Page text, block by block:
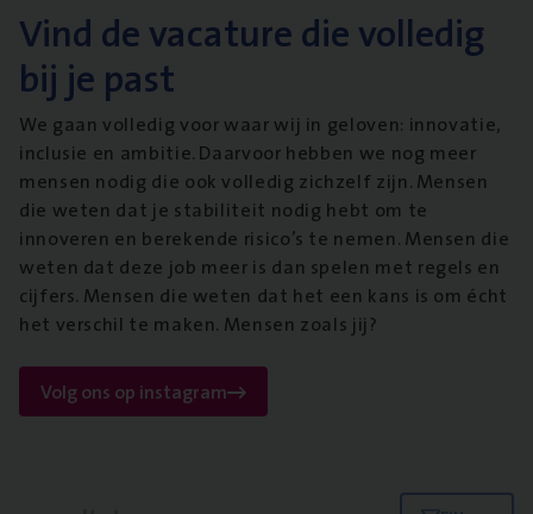
Vind de vacature die volledig
bij je past
We gaan volledig voor waar wij in geloven: innovatie,
inclusie en ambitie. Daarvoor hebben we nog meer
mensen nodig die ook volledig zichzelf zijn. Mensen
die weten dat je stabiliteit nodig hebt om te
innoveren en berekende risico’s te nemen. Mensen die
weten dat deze job meer is dan spelen met regels en
cijfers. Mensen die weten dat het een kans is om écht
het verschil te maken. Mensen zoals jij?
Volg ons op instagram